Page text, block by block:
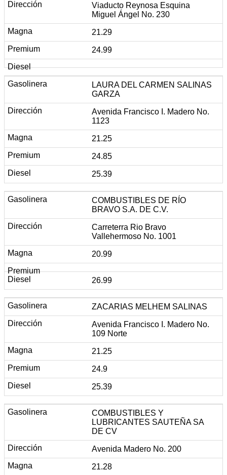
Viaducto Reynosa Esquina
Miguel Ángel No. 230
21.29
24.99
LAURA DEL CARMEN SALINAS
GARZA
Avenida Francisco I. Madero No.
1123
21.25
24.85
25.39
COMBUSTIBLES DE RÍO
BRAVO S.A. DE C.V.
Carreterra Rio Bravo
Vallehermoso No. 1001
20.99
26.99
ZACARIAS MELHEM SALINAS
Avenida Francisco I. Madero No.
109 Norte
21.25
24.9
25.39
COMBUSTIBLES Y
LUBRICANTES SAUTEÑA SA
DE CV
Avenida Madero No. 200
21.28